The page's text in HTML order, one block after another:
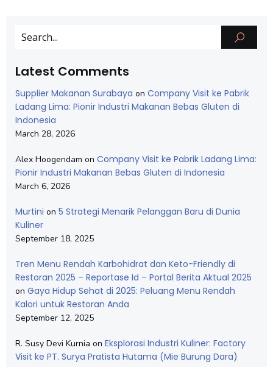
Latest Comments
Supplier Makanan Surabaya on Company Visit ke Pabrik
Ladang Lima: Pionir Industri Makanan Bebas Gluten di
Indonesia
March 28, 2026
Alex Hoogendam on Company Visit ke Pabrik Ladang Lima:
Pionir Industri Makanan Bebas Gluten di Indonesia
March 6, 2026
Murtini on 5 Strategi Menarik Pelanggan Baru di Dunia
Kuliner
September 18, 2025
Tren Menu Rendah Karbohidrat dan Keto-Friendly di
Restoran 2025 – Reportase Id – Portal Berita Aktual 2025
on Gaya Hidup Sehat di 2025: Peluang Menu Rendah
Kalori untuk Restoran Anda
September 12, 2025
R. Susy Devi Kurnia on Eksplorasi Industri Kuliner: Factory
Visit ke PT. Surya Pratista Hutama (Mie Burung Dara)